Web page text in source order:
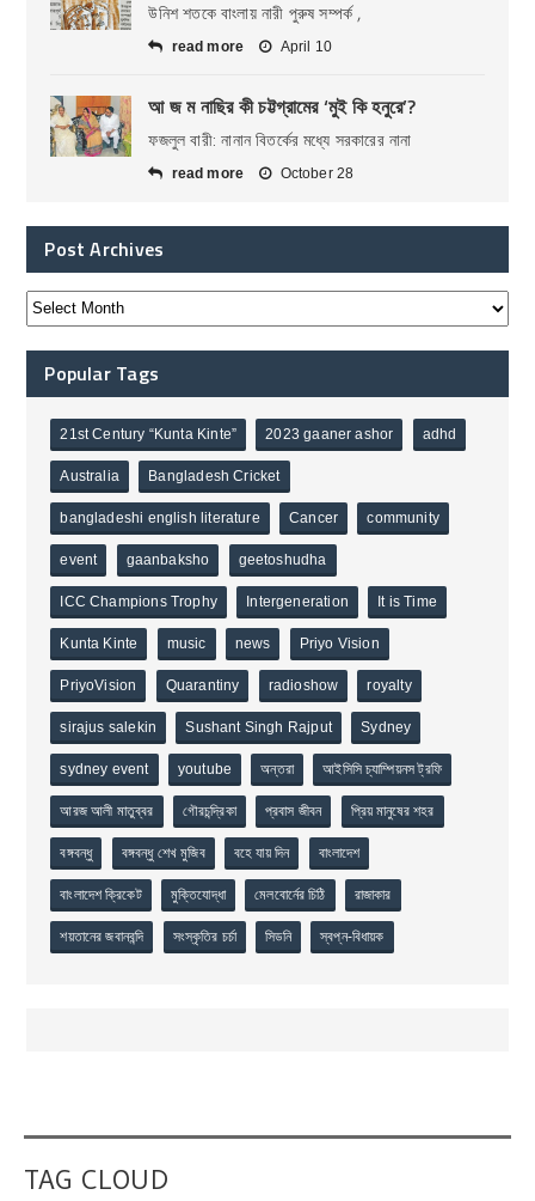
উনিশ শতকে বাংলায় নারী পুরুষ সম্পর্ক ,
read more April 10
আ জ ম নাছির কী চট্টগ্রামের ‘মুই কি হনুরে’?
ফজলুল বারী: নানান বিতর্কের মধ্যে সরকারের নানা
read more October 28
Post Archives
Popular Tags
21st Century “Kunta Kinte” 2023 gaaner ashor adhd
Australia Bangladesh Cricket
bangladeshi english literature Cancer community
event gaanbaksho geetoshudha
ICC Champions Trophy Intergeneration It is Time
Kunta Kinte music news Priyo Vision
PriyoVision Quarantiny radioshow royalty
sirajus salekin Sushant Singh Rajput Sydney
sydney event youtube অন্তরা আইসিসি চ্যাম্পিয়নস ট্রফি
আরজ আলী মাতুব্বর গৌরচন্দ্রিকা প্রবাস জীবন প্রিয় মানুষের শহর
বঙ্গবন্ধু বঙ্গবন্ধু শেখ মুজিব বহে যায় দিন বাংলাদেশ
বাংলাদেশ ক্রিকেট মুক্তিযোদ্ধা মেলবোর্নের চিঠি রাজাকার
শয়তানের জবানবন্দি সংস্কৃতির চর্চা সিডনি স্বপ্ন-বিধায়ক
TAG CLOUD